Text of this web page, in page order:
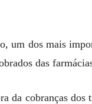
um dos mais
das
da cobranças dos